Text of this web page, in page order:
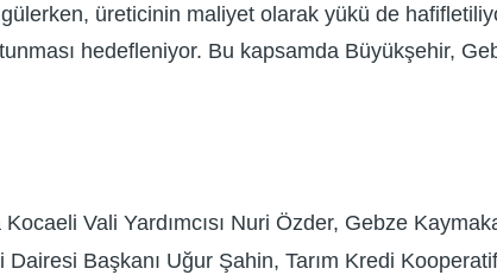
üreticinin maliyet olarak yükü de
hedefleniyor. Bu kapsamda Büyükşehir,
Vali Yardımcısı Nuri Özder, Gebze
Başkanı Uğur Şahin, Tarım Kredi